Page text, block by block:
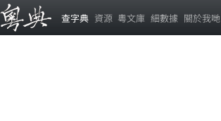
查字典 資源 粵文庫 細數據 關於我哋